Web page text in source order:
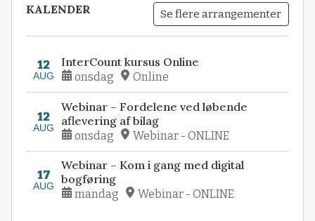
KALENDER Se flere arrangementer
12
AUG
InterCount kursus Online
onsdag Online
12
AUG
Webinar – Fordelene ved løbende
aflevering af bilag
onsdag Webinar - ONLINE
17
AUG
Webinar – Kom i gang med digital
bogføring
mandag Webinar - ONLINE